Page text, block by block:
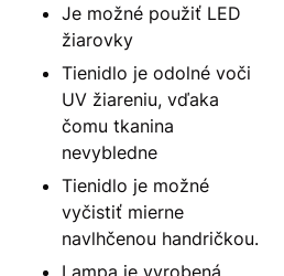
Je možné použiť LED
žiarovky
Tienidlo je odolné voči
UV žiareniu, vďaka
čomu tkanina
nevybledne
Tienidlo je možné
vyčistiť mierne
navlhčenou handričkou.
Lampa je vyrobená